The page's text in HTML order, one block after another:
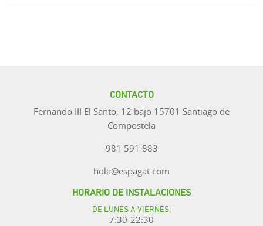
CONTACTO
Fernando III El Santo, 12 bajo 15701 Santiago de
Compostela
981 591 883
hola@espagat.com
HORARIO DE INSTALACIONES
DE LUNES A VIERNES:
7:30-22:30